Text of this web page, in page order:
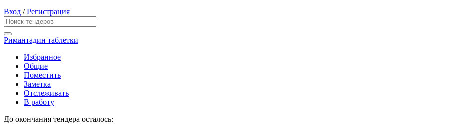
Вход /Регистрация
Римантадин таблетки
Избранное
Общие
Поместить
Заметка
Отслеживать
В работу
До окончания тендера осталось: